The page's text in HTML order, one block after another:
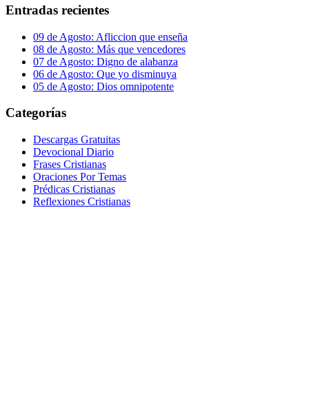
Entradas recientes
09 de Agosto: Afliccion que enseña
08 de Agosto: Más que vencedores
07 de Agosto: Digno de alabanza
06 de Agosto: Que yo disminuya
05 de Agosto: Dios omnipotente
Categorías
Descargas Gratuitas
Devocional Diario
Frases Cristianas
Oraciones Por Temas
Prédicas Cristianas
Reflexiones Cristianas